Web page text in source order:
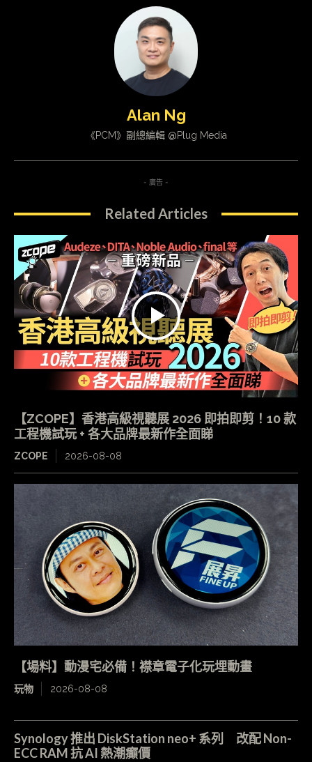
Alan Ng
《PCM》副總編輯 @Plug Media
- 廣告 -
Related Articles
【ZCOPE】香港高級視聽展 2026 即拍即剪！10 款
工程機試玩 + 各大品牌最新作全面睇
ZCOPE 2026-08-08
【場料】動漫宅必備！襟章電子化玩埋動畫
玩物 2026-08-08
Synology 推出 DiskStation neo+ 系列 改配 Non-
ECC RAM 抗 AI 熱潮癲價